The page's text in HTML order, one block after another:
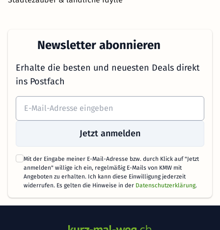
Newsletter abonnieren
Erhalte die besten und neuesten Deals direkt
ins Postfach
Jetzt anmelden
Mit der Eingabe meiner E-Mail-Adresse bzw. durch Klick auf "Jetzt
anmelden" willige ich ein, regelmäßig E-Mails von KMW mit
Angeboten zu erhalten. Ich kann diese Einwilligung jederzeit
widerrufen. Es gelten die Hinweise in der Datenschutzerklärung.